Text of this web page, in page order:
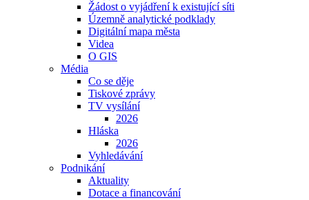
Žádost o vyjádření k existující síti
Územně analytické podklady
Digitální mapa města
Videa
O GIS
Média
Co se děje
Tiskové zprávy
TV vysílání
2026
Hláska
2026
Vyhledávání
Podnikání
Aktuality
Dotace a financování